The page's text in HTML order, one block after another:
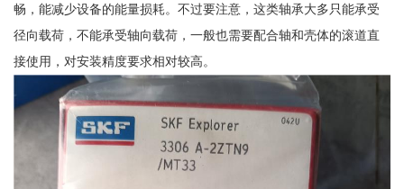
畅，能减少设备的能量损耗。不过要注意，这类轴承大多只能承受
径向载荷，不能承受轴向载荷，一般也需要配合轴和壳体的滚道直
接使用，对安装精度要求相对较高。